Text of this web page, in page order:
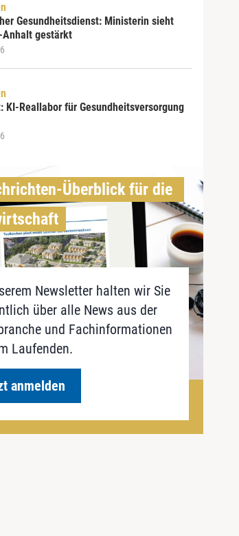
Gesundheitsdienst: Ministerin sieht
Anhalt gestärkt
KI-Reallabor für Gesundheitsversorgung
Überblick für die
Newsletter halten wir Sie
über alle News aus der
und Fachinformationen
Laufenden.
anmelden